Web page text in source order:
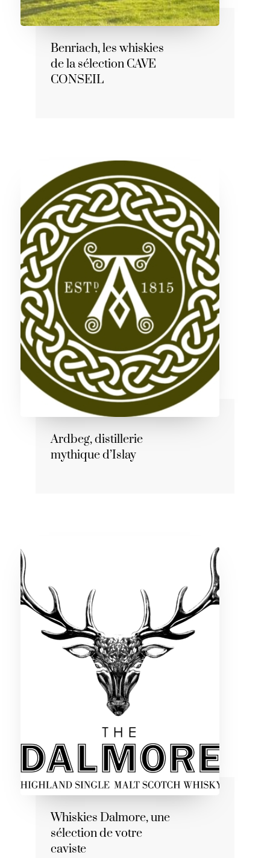
Benriach, les whiskies
de la sélection CAVE
CONSEIL
Ardbeg, distillerie
mythique d’Islay
Whiskies Dalmore, une
sélection de votre
caviste